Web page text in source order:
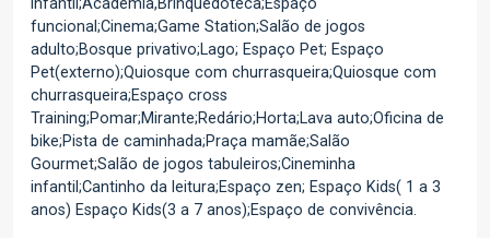
funcional;Cinema;Game Station;Salão de jogos
adulto;Bosque privativo;Lago; Espaço Pet; Espaço
Pet(externo);Quiosque com churrasqueira;Quiosque com
churrasqueira;Espaço cross
Training;Pomar;Mirante;Redário;Horta;Lava auto;Oficina de
bike;Pista de caminhada;Praça mamãe;Salão
Gourmet;Salão de jogos tabuleiros;Cineminha
infantil;Cantinho da leitura;Espaço zen; Espaço Kids( 1 a 3
anos) Espaço Kids(3 a 7 anos);Espaço de convivência.